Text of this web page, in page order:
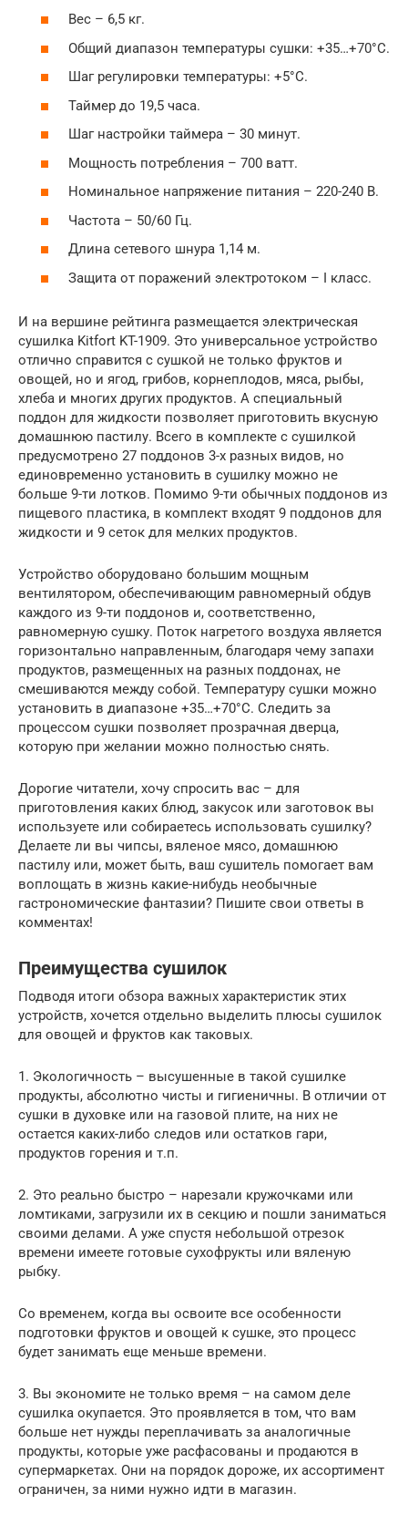
Вес – 6,5 кг.
Общий диапазон температуры сушки: +35…+70°C.
Шаг регулировки температуры: +5°C.
Таймер до 19,5 часа.
Шаг настройки таймера – 30 минут.
Мощность потребления – 700 ватт.
Номинальное напряжение питания – 220-240 В.
Частота – 50/60 Гц.
Длина сетевого шнура 1,14 м.
Защита от поражений электротоком – I класс.
И на вершине рейтинга размещается электрическая
сушилка Kitfort KT-1909. Это универсальное устройство
отлично справится с сушкой не только фруктов и
овощей, но и ягод, грибов, корнеплодов, мяса, рыбы,
хлеба и многих других продуктов. А специальный
поддон для жидкости позволяет приготовить вкусную
домашнюю пастилу. Всего в комплекте с сушилкой
предусмотрено 27 поддонов 3-х разных видов, но
единовременно установить в сушилку можно не
больше 9-ти лотков. Помимо 9-ти обычных поддонов из
пищевого пластика, в комплект входят 9 поддонов для
жидкости и 9 сеток для мелких продуктов.
Устройство оборудовано большим мощным
вентилятором, обеспечивающим равномерный обдув
каждого из 9-ти поддонов и, соответственно,
равномерную сушку. Поток нагретого воздуха является
горизонтально направленным, благодаря чему запахи
продуктов, размещенных на разных поддонах, не
смешиваются между собой. Температуру сушки можно
установить в диапазоне +35…+70°C. Следить за
процессом сушки позволяет прозрачная дверца,
которую при желании можно полностью снять.
Дорогие читатели, хочу спросить вас – для
приготовления каких блюд, закусок или заготовок вы
используете или собираетесь использовать сушилку?
Делаете ли вы чипсы, вяленое мясо, домашнюю
пастилу или, может быть, ваш сушитель помогает вам
воплощать в жизнь какие-нибудь необычные
гастрономические фантазии? Пишите свои ответы в
комментах!
Преимущества сушилок
Подводя итоги обзора важных характеристик этих
устройств, хочется отдельно выделить плюсы сушилок
для овощей и фруктов как таковых.
1. Экологичность – высушенные в такой сушилке
продукты, абсолютно чисты и гигиеничны. В отличии от
сушки в духовке или на газовой плите, на них не
остается каких-либо следов или остатков гари,
продуктов горения и т.п.
2. Это реально быстро – нарезали кружочками или
ломтиками, загрузили их в секцию и пошли заниматься
своими делами. А уже спустя небольшой отрезок
времени имеете готовые сухофрукты или вяленую
рыбку.
Со временем, когда вы освоите все особенности
подготовки фруктов и овощей к сушке, это процесс
будет занимать еще меньше времени.
3. Вы экономите не только время – на самом деле
сушилка окупается. Это проявляется в том, что вам
больше нет нужды переплачивать за аналогичные
продукты, которые уже расфасованы и продаются в
супермаркетах. Они на порядок дороже, их ассортимент
ограничен, за ними нужно идти в магазин.